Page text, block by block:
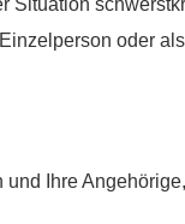
oder
Ihre